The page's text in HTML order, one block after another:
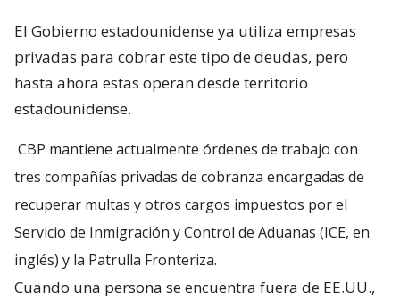
El Gobierno estadounidense ya utiliza empresas
privadas para cobrar este tipo de deudas, pero
hasta ahora estas operan desde territorio
estadounidense.
CBP mantiene actualmente órdenes de trabajo con
tres compañías privadas de cobranza encargadas de
recuperar multas y otros cargos impuestos por el
Servicio de Inmigración y Control de Aduanas (ICE, en
inglés) y la Patrulla Fronteriza.
Cuando una persona se encuentra fuera de EE.UU.,